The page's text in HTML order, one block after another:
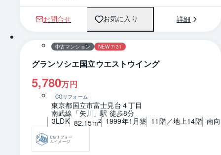
お問合せ お気に入り 詳細
1 / 0 間取り
中古マンション NEW 7/31
グランソシエ国立ウエストウイング
5,780万円
CGリフォーム
東京都国立市富士見台４丁目
南武線「矢川」駅 徒歩8分
3LDK 82.15m2 1999年1月築 11階／地上14階 南
CGリフォー
ムイメージ